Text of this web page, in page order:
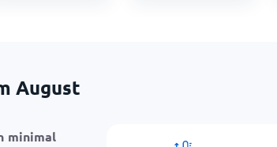
August
minimal